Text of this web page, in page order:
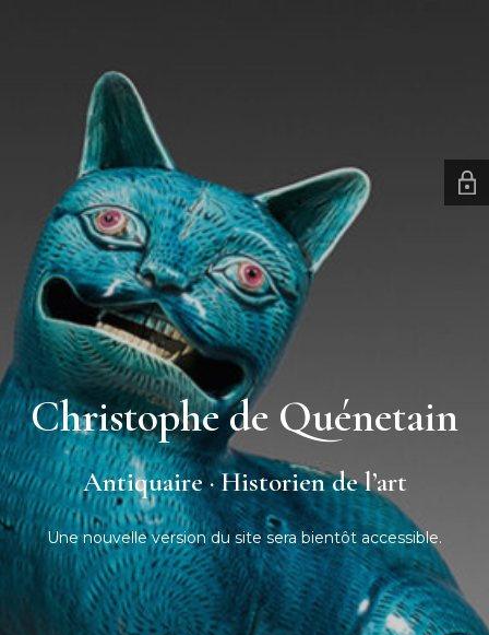
Christophe de Quénetain
Antiquaire · Historien de l’art
Une nouvelle version du site sera bientôt accessible.